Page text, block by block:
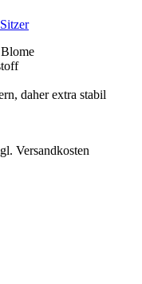
daher extra stabil
Versandkosten